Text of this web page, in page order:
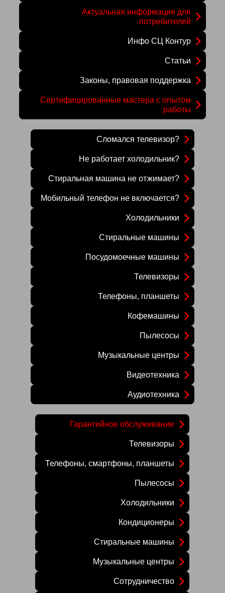
Актуальная информация для
потребителей
Инфо СЦ Контур
Статьи
Законы, правовая поддержка
Сертифицированные мастера с опытом
работы
Сломался телевизор?
Не работает холодильник?
Стиральная машина не отжимает?
Мобильный телефон не включается?
Холодильники
Стиральные машины
Посудомоечные машины
Телевизоры
Телефоны, планшеты
Кофемашины
Пылесосы
Музыкальные центры
Видеотехника
Аудиотехника
Гарантийное обслуживание
Телевизоры
Телефоны, смартфоны, планшеты
Пылесосы
Холодильники
Кондиционеры
Стиральные машины
Музыкальные центры
Сотрудничество